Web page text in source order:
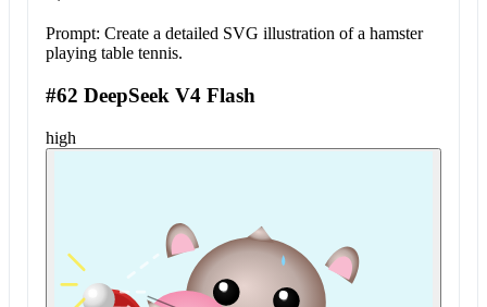
Prompt: Create a detailed SVG illustration of a hamster
playing table tennis.
#62 DeepSeek V4 Flash
high